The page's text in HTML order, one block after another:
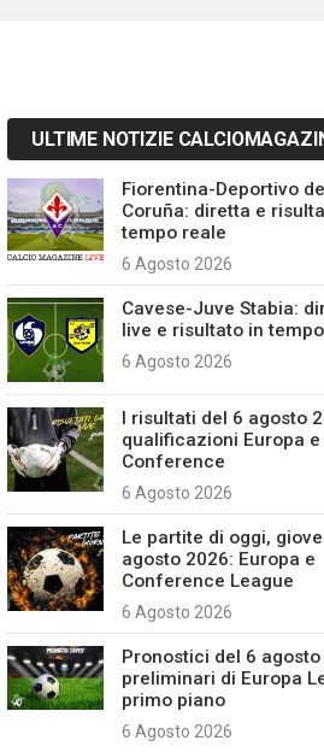
ULTIME NOTIZIE
Fiorentina-Deportivo
Coruña: diretta e
tempo reale
6 Agosto 2026
Cavese-Juve Stabia:
live e risultato in
6 Agosto 2026
I risultati del 6 agosto
qualificazioni Europa e
Conference
6 Agosto 2026
Le partite di oggi,
agosto 2026: Europa e
Conference League
6 Agosto 2026
Pronostici del 6 agosto
preliminari di Europa
primo piano
6 Agosto 2026